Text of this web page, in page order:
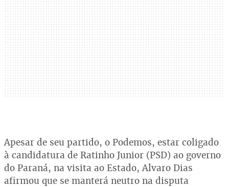
Apesar de seu partido, o Podemos, estar coligado
à candidatura de Ratinho Junior (PSD) ao governo
do Paraná, na visita ao Estado, Alvaro Dias
afirmou que se manterá neutro na disputa